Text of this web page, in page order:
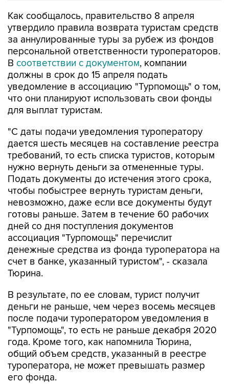
Как сообщалось, правительство 8 апреля
утвердило правила возврата туристам средств
за аннулированные туры за рубеж из фондов
персональной ответственности туроператоров.
В соответствии с документом, компании
должны в срок до 15 апреля подать
уведомление в ассоциацию "Турпомощь" о том,
что они планируют использовать свои фонды
для выплат туристам.
"С даты подачи уведомления туроператору
дается шесть месяцев на составление реестра
требований, то есть списка туристов, которым
нужно вернуть деньги за отмененные туры.
Подать документы до истечения этого срока,
чтобы побыстрее вернуть туристам деньги,
невозможно, даже если все документы будут
готовы раньше. Затем в течение 60 рабочих
дней со дня поступления документов
ассоциация "Турпомощь" перечислит
денежные средства из фонда туроператора на
счет в банке, указанный туристом", - сказала
Тюрина.
В результате, по ее словам, турист получит
деньги не раньше, чем через восемь месяцев
после подачи туроператором уведомления в
"Турпомощь", то есть не раньше декабря 2020
года. Кроме того, как напомнила Тюрина,
общий объем средств, указанный в реестре
туроператора, не может превышать размер
его фонда.